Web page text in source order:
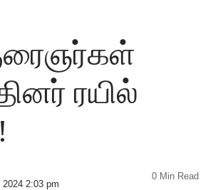
ரயில்
2024 2:03 pm
0 Min Read